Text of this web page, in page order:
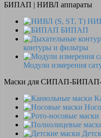
БИПАП | НИВЛ аппараты
БИПАП
контуры и фильтры
Модули измерения
Маски для СИПАП-